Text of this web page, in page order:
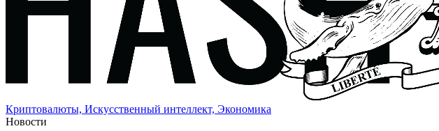
Криптовалюты, Искусственный интеллект, Экономика
Новости